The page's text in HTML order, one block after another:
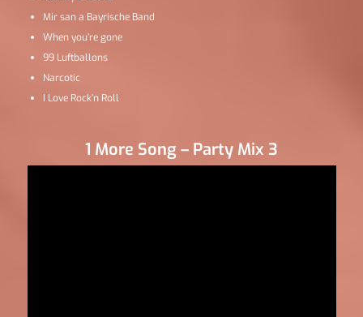
Mir san a Bayrische Band
When you’re gone
99 Luftballons
Narcotic
I Love Rock’n Roll
1 More Song – Party Mix 3